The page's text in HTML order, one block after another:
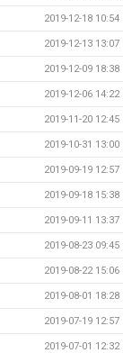
2019-12-18 10:54
2019-12-13 13:07
2019-12-09 18:38
2019-12-06 14:22
2019-11-20 12:45
2019-10-31 13:00
2019-09-19 12:57
2019-09-18 15:38
2019-09-11 13:37
2019-08-23 09:45
2019-08-22 15:06
2019-08-01 18:28
2019-07-19 12:57
2019-07-01 12:32